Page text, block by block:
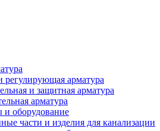
регулирующая арматура
и защитная арматура
арматура
оборудование
части и изделия для канализации